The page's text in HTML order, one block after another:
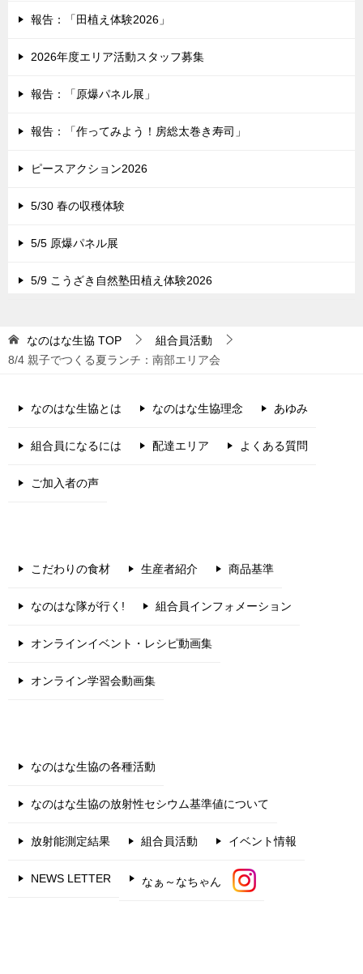
報告：「田植え体験2026」
2026年度エリア活動スタッフ募集
報告：「原爆パネル展」
報告：「作ってみよう！房総太巻き寿司」
ピースアクション2026
5/30 春の収穫体験
5/5 原爆パネル展
5/9 こうざき自然塾田植え体験2026
なのはな生協 TOP
組合員活動
8/4 親子でつくる夏ランチ：南部エリア会
なのはな生協とは なのはな生協理念 あゆみ
組合員になるには 配達エリア よくある質問
ご加入者の声
こだわりの食材 生産者紹介 商品基準
なのはな隊が行く! 組合員インフォメーション
オンラインイベント・レシピ動画集
オンライン学習会動画集
なのはな生協の各種活動
なのはな生協の放射性セシウム基準値について
放射能測定結果 組合員活動 イベント情報
NEWS LETTER なぁ～なちゃん